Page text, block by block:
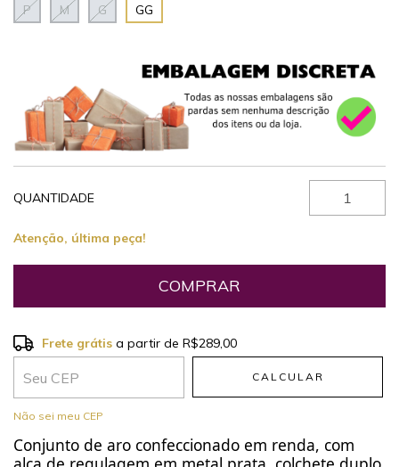
P
M G GG
QUANTIDADE
Atenção, última peça!
Frete grátis R$289,00
Entregas para o CEP:
Frete grátis a partir deR$289,00
CALCULAR
Não sei meu CEP
Conjunto de aro confeccionado em renda, com